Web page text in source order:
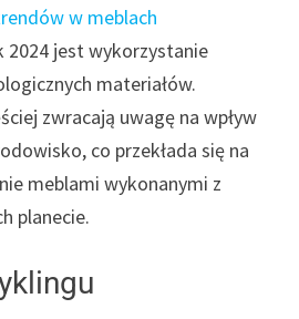
w meblach
2024 jest wykorzystanie
materiałów.
zwracają uwagę na wpływ
co przekłada się na
meblami wykonanymi z
planecie.